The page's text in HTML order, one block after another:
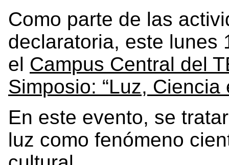
Como parte de las
declaratoria, este
el Campus Central del
Simposio: “Luz, Ciencia
En este evento, se
luz como fenómeno